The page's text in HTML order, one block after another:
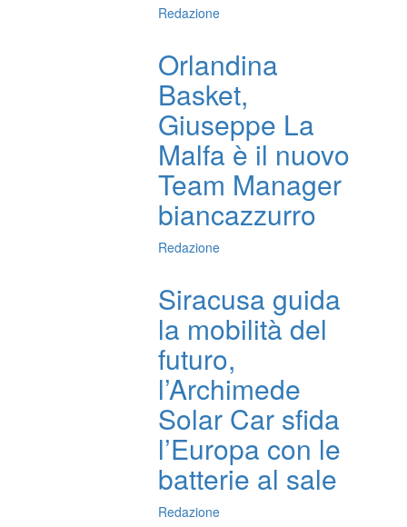
Redazione
Orlandina
Basket,
Giuseppe La
Malfa è il nuovo
Team Manager
biancazzurro
Redazione
Siracusa guida
la mobilità del
futuro,
l’Archimede
Solar Car sfida
l’Europa con le
batterie al sale
Redazione